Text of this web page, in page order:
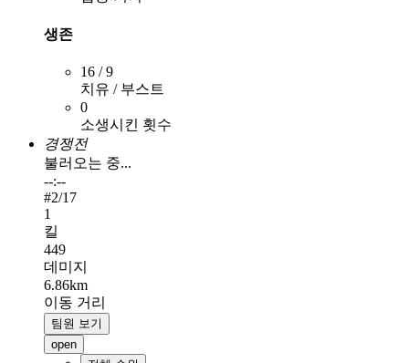
생존
16 / 9
치유 / 부스트
0
소생시킨 횟수
경쟁전
불러오는 중...
--:--
#2/17
1
킬
449
데미지
6.86km
이동 거리
팀원 보기
open